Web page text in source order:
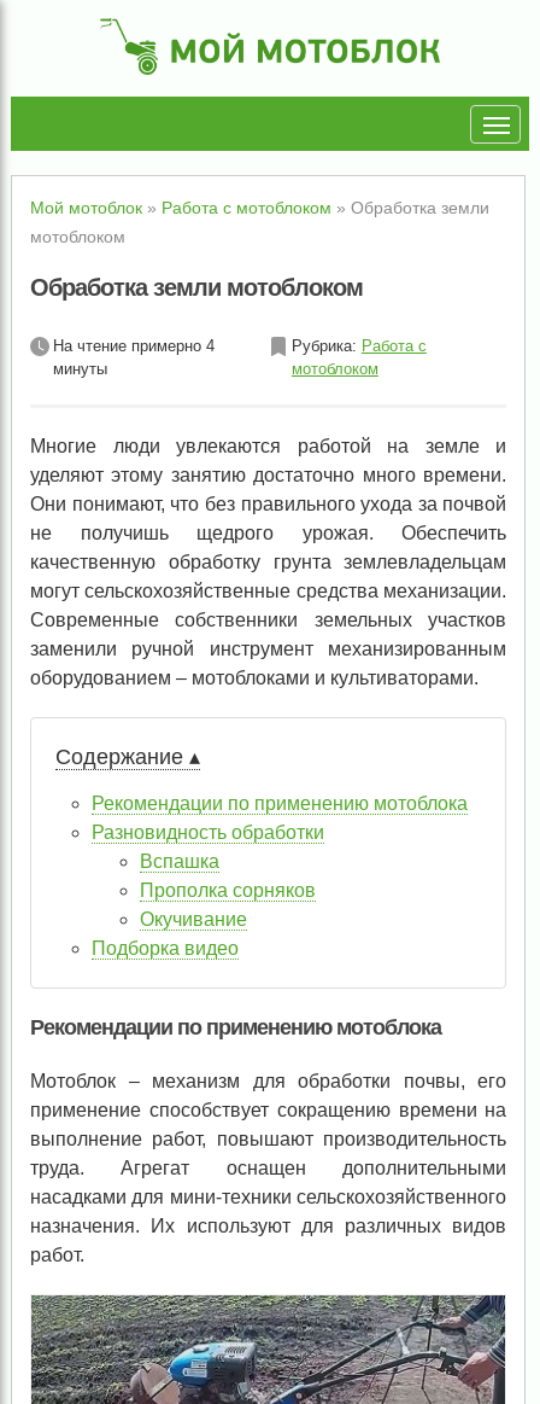
Мой мотоблок» Работа с мотоблоком » Обработка земли
мотоблоком
Обработка земли мотоблоком
На чтение примерно 4
минуты
Рубрика: Работа с
мотоблоком
Многие люди увлекаются работой на земле и
уделяют этому занятию достаточно много времени.
Они понимают, что без правильного ухода за почвой
не получишь щедрого урожая. Обеспечить
качественную обработку грунта землевладельцам
могут сельскохозяйственные средства механизации.
Современные собственники земельных участков
заменили ручной инструмент механизированным
оборудованием – мотоблоками и культиваторами.
Содержание ▴
Рекомендации по применению мотоблока
Разновидность обработки
Вспашка
Прополка сорняков
Окучивание
Подборка видео
Рекомендации по применению мотоблока
Мотоблок – механизм для обработки почвы, его
применение способствует сокращению времени на
выполнение работ, повышают производительность
труда. Агрегат оснащен дополнительными
насадками для мини-техники сельскохозяйственного
назначения. Их используют для различных видов
работ.